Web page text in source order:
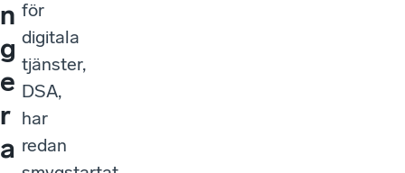
n
g
e
r
a
för
digitala
tjänster,
DSA,
har
redan